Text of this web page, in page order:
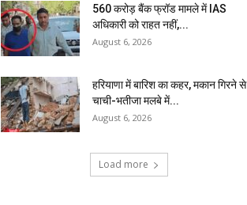
₹560 करोड़ बैंक फ्रॉड मामले में IAS
अधिकारी को राहत नहीं,...
August 6, 2026
हरियाणा में बारिश का कहर, मकान गिरने से
चाची-भतीजा मलबे में...
August 6, 2026
Load more